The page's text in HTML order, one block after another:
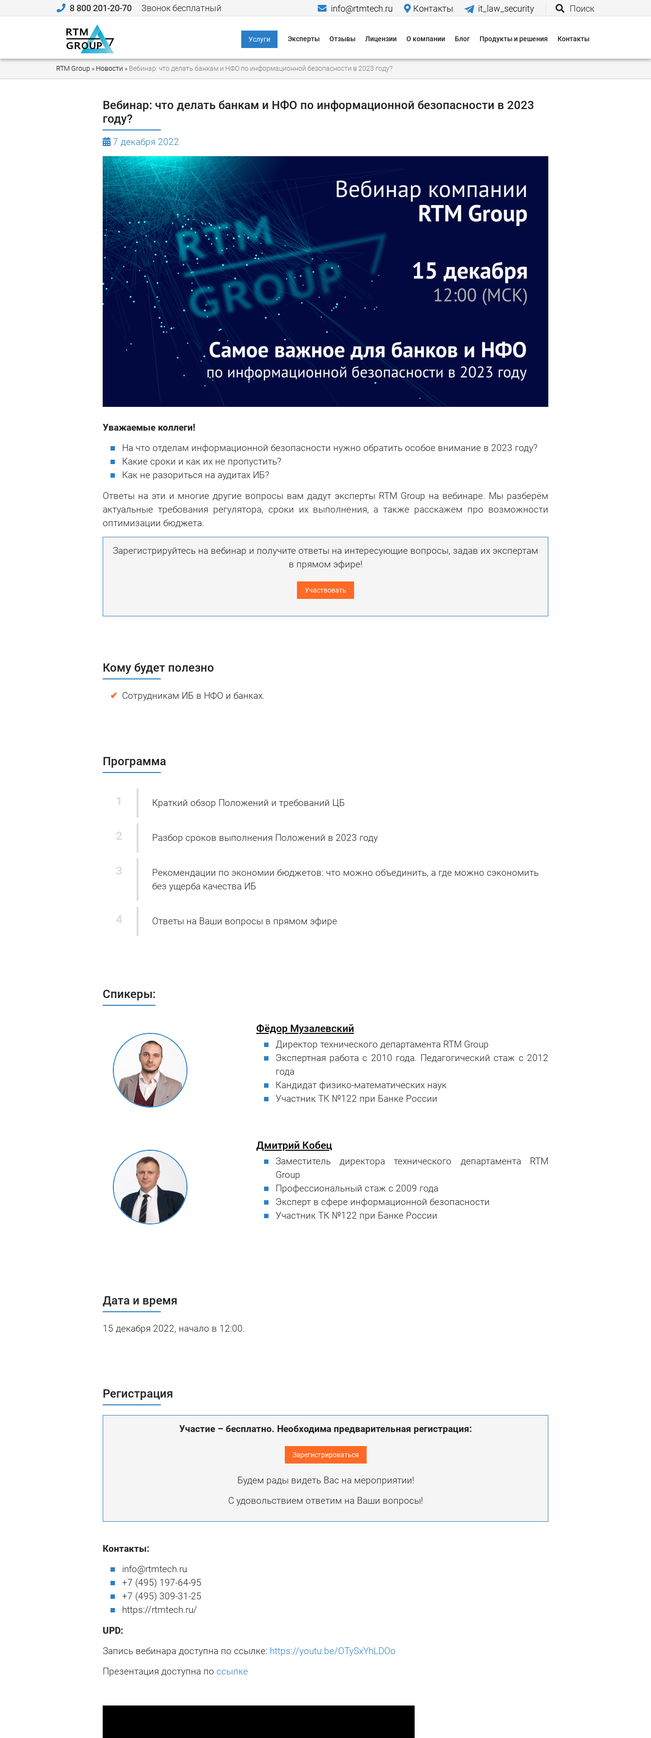
8 800 201-20-70 Звонок бесплатный info@rtmtech.ru Контакты it_law_security Поиск
Услуги
Информационная
безопасность
экспертизы
Критическая
инфраструктура
Персональные
данные
Тестирование на
проникновение
Эксперты Отзывы Лицензии О компании
Мероприятия
Исследования
Гарантии
Способы доставки
Блог Продукты и решения Контакты
RTM Group » Новости » Вебинар: что делать банкам и НФО по информационной безопасности в 2023 году?
Вебинар: что делать банкам и НФО по информационной безопасности в 2023
году?
7 декабря 2022
Уважаемые коллеги!
На что отделам информационной безопасности нужно обратить особое внимание в 2023 году?
Какие сроки и как их не пропустить?
Как не разориться на аудитах ИБ?
Ответы на эти и многие другие вопросы вам дадут эксперты RTM Group на вебинаре. Мы разберём
актуальные требования регулятора, сроки их выполнения, а также расскажем про возможности
оптимизации бюджета.
Зарегистрируйтесь на вебинар и получите ответы на интересующие вопросы, задав их экспертам
в прямом эфире!
Участвовать
Кому будет полезно
Сотрудникам ИБ в НФО и банках.
Программа
Краткий обзор Положений и требований ЦБ
Разбор сроков выполнения Положений в 2023 году
Рекомендации по экономии бюджетов: что можно объединить, а где можно сэкономить
без ущерба качества ИБ
Ответы на Ваши вопросы в прямом эфире
Спикеры:
Фёдор Музалевский
Директор технического департамента RTM Group
Экспертная работа с 2010 года. Педагогический стаж с 2012
года
Кандидат физико-математических наук
Участник ТК №122 при Банке России
Дмитрий Кобец
Заместитель директора технического департамента RTM
Group
Профессиональный стаж с 2009 года
Эксперт в сфере информационной безопасности
Участник ТК №122 при Банке России
Дата и время
15 декабря 2022, начало в 12:00.
Регистрация
Участие – бесплатно. Необходима предварительная регистрация:
Зарегистрироваться
Будем рады видеть Вас на мероприятии!
С удовольствием ответим на Ваши вопросы!
Контакты:
info@rtmtech.ru
+7 (495) 197-64-95
+7 (495) 309-31-25
https://rtmtech.ru/
UPD:
Запись вебинара доступна по ссылке: https://youtu.be/OTySxYhLDOo
Презентация доступна по ссылке